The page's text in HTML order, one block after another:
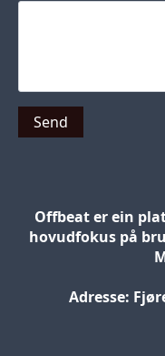
Send
Offbeat er ein
hovudfokus på
Adresse: